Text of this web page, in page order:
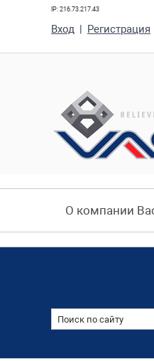
IP: 216.73.217.43
Вход | Регистрация
О компании